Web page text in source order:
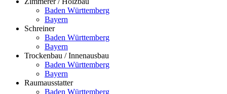
Baden Württemberg
Bayern
Schreiner
Baden Württemberg
Bayern
Trockenbau / Innenausbau
Baden Württemberg
Bayern
Raumausstatter
Baden Württemberg